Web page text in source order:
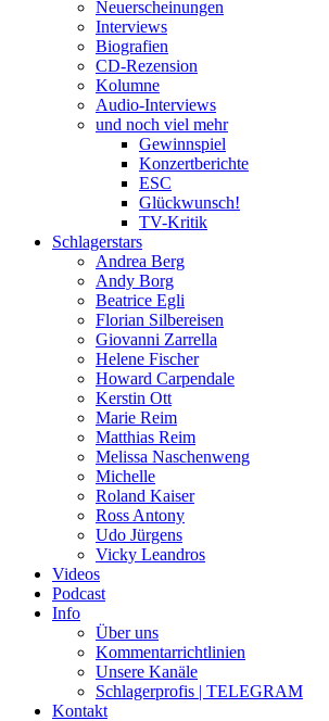
Neuerscheinungen
Interviews
Biografien
CD-Rezension
Kolumne
Audio-Interviews
und noch viel mehr
Gewinnspiel
Konzertberichte
ESC
Glückwunsch!
TV-Kritik
Schlagerstars
Andrea Berg
Andy Borg
Beatrice Egli
Florian Silbereisen
Giovanni Zarrella
Helene Fischer
Howard Carpendale
Kerstin Ott
Marie Reim
Matthias Reim
Melissa Naschenweng
Michelle
Roland Kaiser
Ross Antony
Udo Jürgens
Vicky Leandros
Videos
Podcast
Info
Über uns
Kommentarrichtlinien
Unsere Kanäle
Schlagerprofis | TELEGRAM
Kontakt